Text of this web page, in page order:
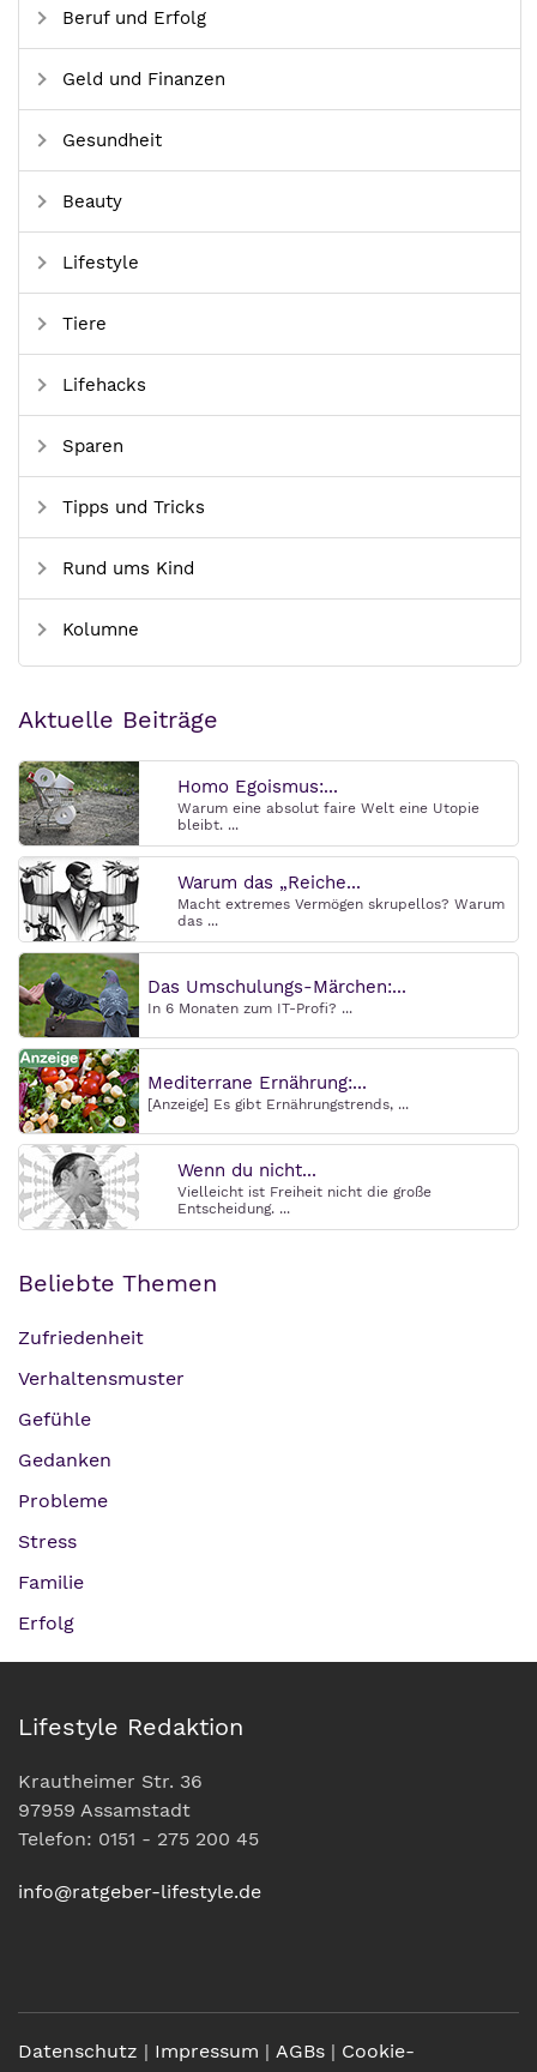
Beruf und Erfolg
Geld und Finanzen
Gesundheit
Beauty
Lifestyle
Tiere
Lifehacks
Sparen
Tipps und Tricks
Rund ums Kind
Kolumne
Aktuelle Beiträge
Homo Egoismus:...
Warum eine absolut faire Welt eine Utopie
bleibt. ...
Warum das „Reiche...
Macht extremes Vermögen skrupellos? Warum
das ...
Das Umschulungs-Märchen:...
In 6 Monaten zum IT-Profi? ...
Mediterrane Ernährung:...
[Anzeige] Es gibt Ernährungstrends, ...
Wenn du nicht...
Vielleicht ist Freiheit nicht die große
Entscheidung. ...
Beliebte Themen
Zufriedenheit
Verhaltensmuster
Gefühle
Gedanken
Probleme
Stress
Familie
Erfolg
Lifestyle Redaktion
Krautheimer Str. 36
97959 Assamstadt
Telefon: 0151 - 275 200 45
info@ratgeber-lifestyle.de
Datenschutz | Impressum | AGBs | Cookie-